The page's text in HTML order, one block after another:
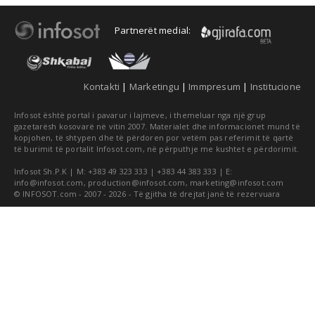
Partnerët medial:
Kontakti | Marketingu | Immpresum | Institucione
Infosot është portal i pavarur i lajmeve, i themeluar nga një grup
gazetarësh kosovarë në vitin 2007. Materialet dhe informacionet mund të
kopjohen, të shtypen dhe të përdoren por vetëm pas referimit të qartë
të burimit të portalit Infosot.com, në përputhje me kushtet e përdorimit.
Infosot Sh.P.K | M: +383 49 323 333 | +383 44 383 333 | E:
info@infosot.com , production@infosot.com , marketing@infosot.com
© INFOSOT.com - 2007 - 2026 - Të gjitha të drejtat janë të rezervuara